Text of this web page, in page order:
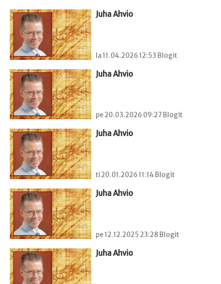
Juha Ahvio
la 11.04.2026 12:53 Blogit
Juha Ahvio
pe 20.03.2026 09:27 Blogit
Juha Ahvio
ti 20.01.2026 11:14 Blogit
Juha Ahvio
pe 12.12.2025 23:28 Blogit
Juha Ahvio